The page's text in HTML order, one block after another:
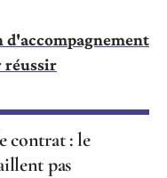
réussir
contrat : le
pas